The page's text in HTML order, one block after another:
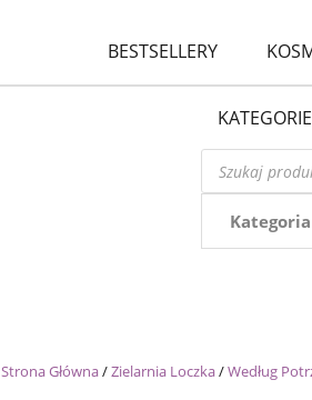
BESTSELLERY
KATEGORIE
Wyszukiwarka
produktów
Strona Główna/Zielarnia Loczka/Według